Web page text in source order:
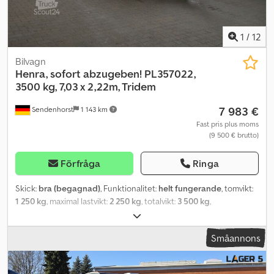
1 / 12
Sendenhorst 1 143 km
Bilvagn
Henra, sofort abzugeben! PL357022,
3500 kg, 7,03 x 2,22m, Tridem
7 983 €
Fast pris plus moms
(9 500 € brutto)
Förfråga Ringa
Skick: bra (begagnad), Funktionalitet: helt fungerande, tomvikt:
1 250 kg, maximal lastvikt:2 250 kg, totalvikt: 3 500 kg,
, första registrering:
besiktning (TÜV):06/2027, lastutrymmets längd:7 030 mm,
300 mm,
lastutrymmesvolym:4,68 m³, total längd:9 120 mm, total bredd:
2 280 mm, total höjd:930 mm, fjädring:annan, däcksstorlek:
Småannons